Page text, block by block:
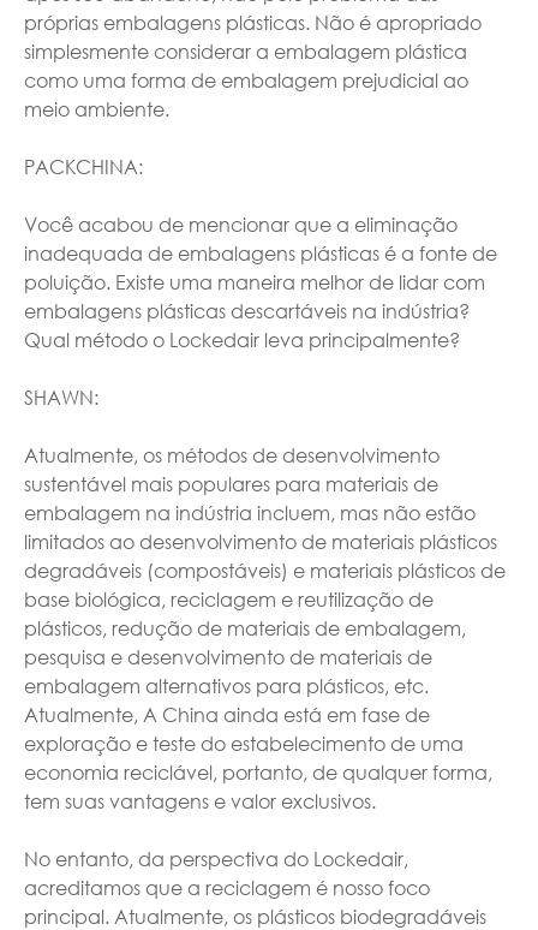
próprias embalagens plásticas. Não é apropriado
simplesmente considerar a embalagem plástica
como uma forma de embalagem prejudicial ao
meio ambiente.
PACKCHINA:
Você acabou de mencionar que a eliminação
inadequada de embalagens plásticas é a fonte de
poluição. Existe uma maneira melhor de lidar com
embalagens plásticas descartáveis na indústria?
Qual método o Lockedair leva principalmente?
SHAWN:
Atualmente, os métodos de desenvolvimento
sustentável mais populares para materiais de
embalagem na indústria incluem, mas não estão
limitados ao desenvolvimento de materiais plásticos
degradáveis (compostáveis) e materiais plásticos de
base biológica, reciclagem e reutilização de
plásticos, redução de materiais de embalagem,
pesquisa e desenvolvimento de materiais de
embalagem alternativos para plásticos, etc.
Atualmente, A China ainda está em fase de
exploração e teste do estabelecimento de uma
economia reciclável, portanto, de qualquer forma,
tem suas vantagens e valor exclusivos.
No entanto, da perspectiva do Lockedair,
acreditamos que a reciclagem é nosso foco
principal. Atualmente, os plásticos biodegradáveis